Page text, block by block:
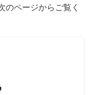
のページからご覧く